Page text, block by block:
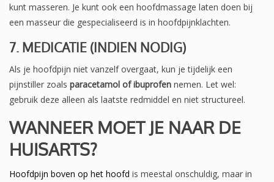
kunt masseren. Je kunt ook een hoofdmassage laten doen bij
een masseur die gespecialiseerd is in hoofdpijnklachten.
7. MEDICATIE (INDIEN NODIG)
Als je hoofdpijn niet vanzelf overgaat, kun je tijdelijk een
pijnstiller zoals paracetamol of ibuprofen nemen. Let wel:
gebruik deze alleen als laatste redmiddel en niet structureel.
WANNEER MOET JE NAAR DE
HUISARTS?
Hoofdpijn boven op het hoofd is meestal onschuldig, maar in